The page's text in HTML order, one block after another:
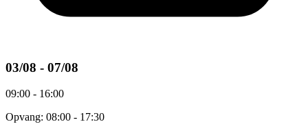
03/08 - 07/08
09:00 - 16:00
Opvang: 08:00 - 17:30